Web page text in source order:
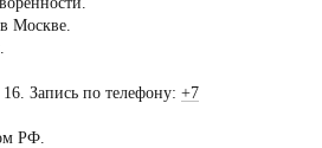
Москве.
Запись по телефону: +7
РФ.